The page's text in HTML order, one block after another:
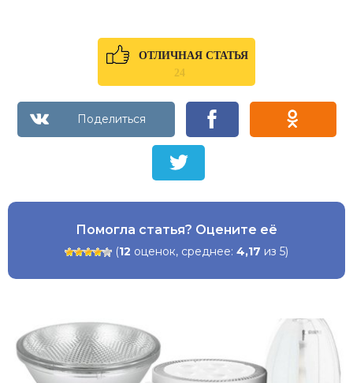
ОТЛИЧНАЯ СТАТЬЯ
24
Помогла статья? Оцените её
(12 оценок, среднее: 4,17 из 5)